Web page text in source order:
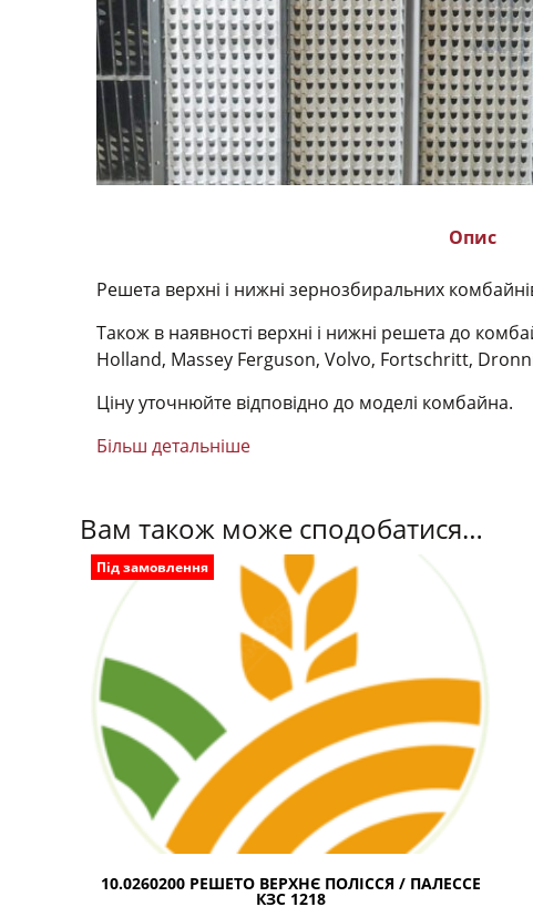
Опис
Решета верхні і нижні зернозбиральних
Також в наявності верхні і нижні решета до
Holland, Massey Ferguson, Volvo, Fortschritt,
Ціну уточнюйте відповідно до моделі комбайна.
Більш детальніше
Вам також може сподобатися…
Під замовлення
10.0260200 РЕШЕТО ВЕРХНЄ ПОЛІССЯ / ПАЛЕССЕ
КЗС 1218